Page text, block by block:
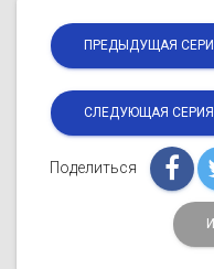
ПРЕДЫДУЩАЯ
СЛЕДУЮЩАЯ
Поделиться